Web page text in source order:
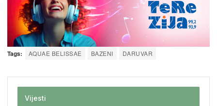
Tags: AQUAE BELISSAE BAZENI DARUVAR
Vijesti